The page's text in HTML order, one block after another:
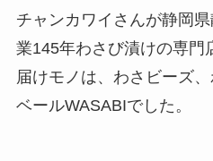
チャンカワイさんが静岡
業145年わさび漬けの専門
届けモノは、わさビーズ
ベールWASABIでした。